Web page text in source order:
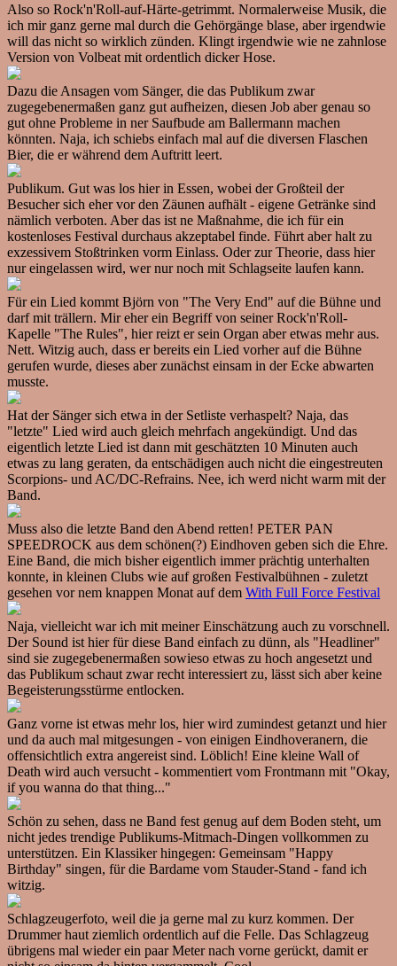
Also so Rock'n'Roll-auf-Härte-getrimmt. Normalerweise Musik, die
ich mir ganz gerne mal durch die Gehörgänge blase, aber irgendwie
will das nicht so wirklich zünden. Klingt irgendwie wie ne zahnlose
Version von Volbeat mit ordentlich dicker Hose.
Dazu die Ansagen vom Sänger, die das Publikum zwar
zugegebenermaßen ganz gut aufheizen, diesen Job aber genau so
gut ohne Probleme in ner Saufbude am Ballermann machen
könnten. Naja, ich schiebs einfach mal auf die diversen Flaschen
Bier, die er während dem Auftritt leert.
Publikum. Gut was los hier in Essen, wobei der Großteil der
Besucher sich eher vor den Zäunen aufhält - eigene Getränke sind
nämlich verboten. Aber das ist ne Maßnahme, die ich für ein
kostenloses Festival durchaus akzeptabel finde. Führt aber halt zu
exzessivem Stoßtrinken vorm Einlass. Oder zur Theorie, dass hier
nur eingelassen wird, wer nur noch mit Schlagseite laufen kann.
Für ein Lied kommt Björn von "The Very End" auf die Bühne und
darf mit trällern. Mir eher ein Begriff von seiner Rock'n'Roll-
Kapelle "The Rules", hier reizt er sein Organ aber etwas mehr aus.
Nett. Witzig auch, dass er bereits ein Lied vorher auf die Bühne
gerufen wurde, dieses aber zunächst einsam in der Ecke abwarten
musste.
Hat der Sänger sich etwa in der Setliste verhaspelt? Naja, das
"letzte" Lied wird auch gleich mehrfach angekündigt. Und das
eigentlich letzte Lied ist dann mit geschätzten 10 Minuten auch
etwas zu lang geraten, da entschädigen auch nicht die eingestreuten
Scorpions- und AC/DC-Refrains. Nee, ich werd nicht warm mit der
Band.
Muss also die letzte Band den Abend retten! PETER PAN
SPEEDROCK aus dem schönen(?) Eindhoven geben sich die Ehre.
Eine Band, die mich bisher eigentlich immer prächtig unterhalten
konnte, in kleinen Clubs wie auf großen Festivalbühnen - zuletzt
gesehen vor nem knappen Monat auf dem With Full Force Festival
Naja, vielleicht war ich mit meiner Einschätzung auch zu vorschnell.
Der Sound ist hier für diese Band einfach zu dünn, als "Headliner"
sind sie zugegebenermaßen sowieso etwas zu hoch angesetzt und
das Publikum schaut zwar recht interessiert zu, lässt sich aber keine
Begeisterungsstürme entlocken.
Ganz vorne ist etwas mehr los, hier wird zumindest getanzt und hier
und da auch mal mitgesungen - von einigen Eindhoveranern, die
offensichtlich extra angereist sind. Löblich! Eine kleine Wall of
Death wird auch versucht - kommentiert vom Frontmann mit "Okay,
if you wanna do that thing..."
Schön zu sehen, dass ne Band fest genug auf dem Boden steht, um
nicht jedes trendige Publikums-Mitmach-Dingen vollkommen zu
unterstützen. Ein Klassiker hingegen: Gemeinsam "Happy
Birthday" singen, für die Bardame vom Stauder-Stand - fand ich
witzig.
Schlagzeugerfoto, weil die ja gerne mal zu kurz kommen. Der
Drummer haut ziemlich ordentlich auf die Felle. Das Schlagzeug
übrigens mal wieder ein paar Meter nach vorne gerückt, damit er